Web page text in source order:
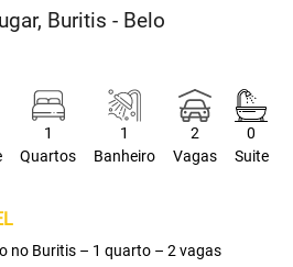
Buritis - Belo
1
Quartos
1
Banheiro
2
Vagas
0
Suite
no Buritis – 1 quarto – 2 vagas